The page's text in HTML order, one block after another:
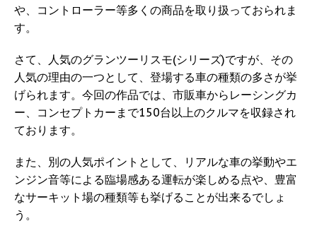
や、コントローラー等多くの商品を取り扱っておられま
す。
さて、人気のグランツーリスモ(シリーズ)ですが、その
人気の理由の一つとして、登場する車の種類の多さが挙
げられます。今回の作品では、市販車からレーシングカ
ー、コンセプトカーまで150台以上のクルマを収録され
ております。
また、別の人気ポイントとして、リアルな車の挙動やエ
ンジン音等による臨場感ある運転が楽しめる点や、豊富
なサーキット場の種類等も挙げることが出来るでしょ
う。